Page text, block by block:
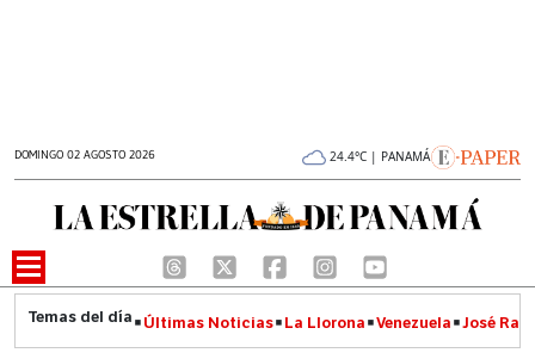
DOMINGO 02 AGOSTO 2026 24.4°C | PANAMÁ
Últimas Noticias La Llorona Venezuela José